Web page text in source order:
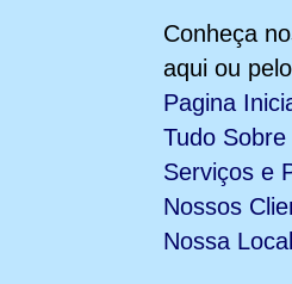
Conheça
aqui ou
Pagina
Tudo
Serviços e
Nossos
Nossa